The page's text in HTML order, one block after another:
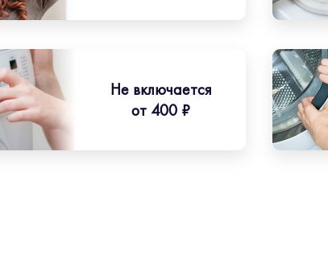
Не включается
от 400 ₽